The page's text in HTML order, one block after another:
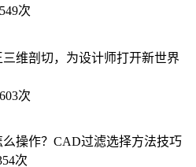
次
维剖切，为设计师打开新世界
次
操作？CAD过滤选择方法技巧
次